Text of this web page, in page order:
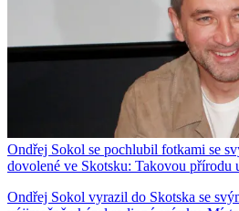
Ondřej Sokol se pochlubil fotkami se
dovolené ve Skotsku: Takovou přírodu
Ondřej Sokol vyrazil do Skotska se